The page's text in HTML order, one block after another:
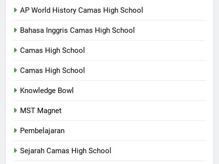
AP World History Camas High School
Bahasa Inggris Camas High School
Camas High School
Camas High School
Knowledge Bowl
MST Magnet
Pembelajaran
Sejarah Camas High School